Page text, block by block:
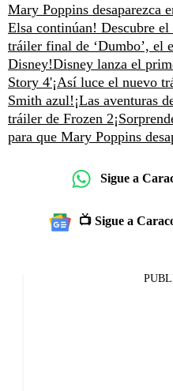
Mary Poppins desaparezca
Elsa continúan! Descubre
tráiler final de ‘Dumbo’, el
Disney!Disney lanza el
Story 4'¡Así luce el nuevo
Smith azul! ¡Las aventuras
tráiler de Frozen 2
para que Mary Poppins
Sigue a
📺 Sigue a